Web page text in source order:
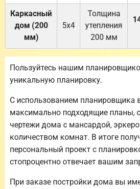
Каркасный
дом (200
мм)
5х4
Толщина
утепления
200 мм
Пользуйтесь нашим
уникальную планировку.
С использованием планировщика
максимально подходящие планы,
чертежи дома с мансардой,
количеством комнат. В итоге
персональный проект с
стопроцентно отвечает вашим
При заказе постройки дома вы